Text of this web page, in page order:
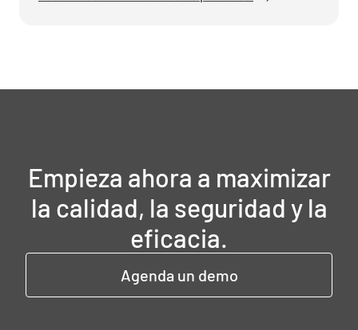
Empieza ahora a maximizar
la calidad, la seguridad y la
eficacia.
Agenda un demo